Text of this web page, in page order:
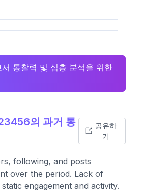
통찰력 및 심층 분석을 위한
의 과거 통
공유하
기
following, and posts
over the period. Lack of
engagement and activity.